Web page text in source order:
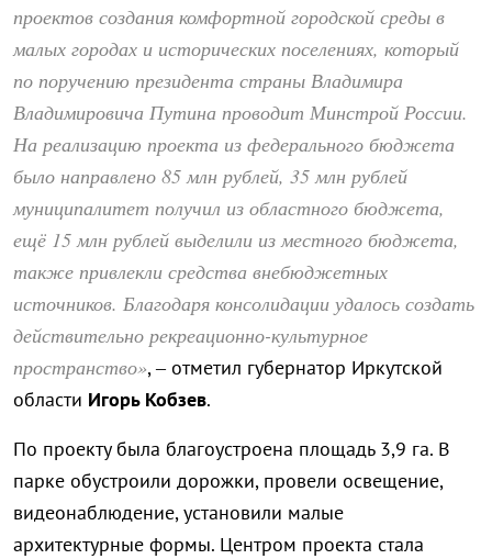
проектов создания комфортной городской среды в
малых городах и исторических поселениях, который
по поручению президента страны Владимира
Владимировича Путина проводит Минстрой России.
На реализацию проекта из федерального бюджета
было направлено 85 млн рублей, 35 млн рублей
муниципалитет получил из областного бюджета,
ещё 15 млн рублей выделили из местного бюджета,
также привлекли средства внебюджетных
источников. Благодаря консолидации удалось создать
действительно рекреационно-культурное
пространство», – отметил губернатор Иркутской
области Игорь Кобзев.
По проекту была благоустроена площадь 3,9 га. В
парке обустроили дорожки, провели освещение,
видеонаблюдение, установили малые
архитектурные формы. Центром проекта стала